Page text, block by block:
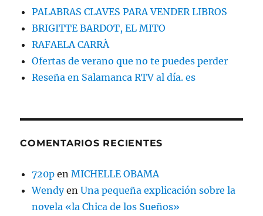
PALABRAS CLAVES PARA VENDER LIBROS
BRIGITTE BARDOT, EL MITO
RAFAELA CARRÀ
Ofertas de verano que no te puedes perder
Reseña en Salamanca RTV al día. es
COMENTARIOS RECIENTES
720p enMICHELLE OBAMA
WendyenUna pequeña explicación sobre la
novela «la Chica de los Sueños»